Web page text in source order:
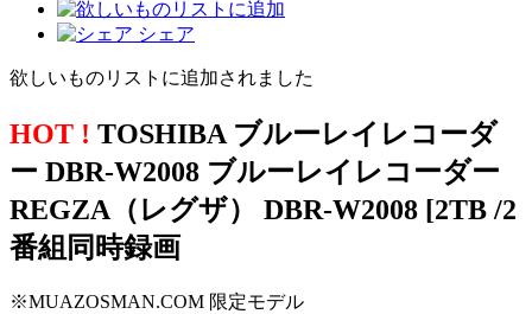
シェア
欲しいものリストに追加されました
HOT ! TOSHIBA ブルーレイレコーダ
ー DBR-W2008 ブルーレイレコーダー
REGZA（レグザ） DBR-W2008 [2TB /2
番組同時録画
※MUAZOSMAN.COM 限定モデル